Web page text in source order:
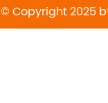
© Copyright 2025